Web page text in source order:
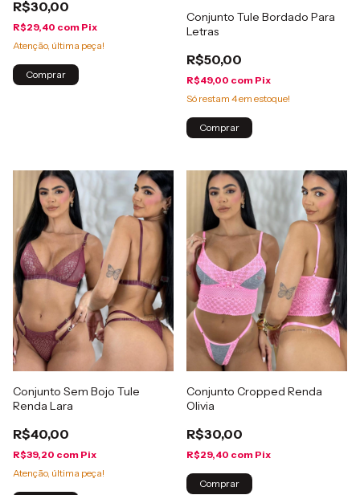
R$30,00
R$29,40 com Pix
Atenção, última peça!
Comprar
Conjunto Tule Bordado Para
Letras
R$50,00
R$49,00 com Pix
Só restam 4em estoque!
Comprar
Conjunto Sem Bojo Tule
Renda Lara
R$40,00
R$39,20 com Pix
Atenção, última peça!
Conjunto Cropped Renda
Olivia
R$30,00
R$29,40 com Pix
Comprar